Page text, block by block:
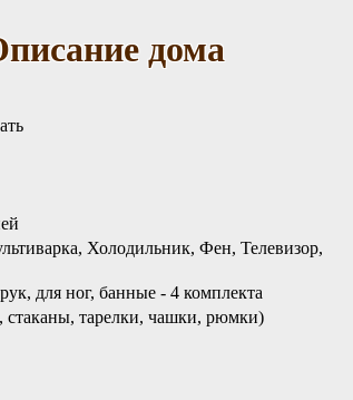
дома
Холодильник, Фен, Телевизор,
для ног, банные - 4 комплекта
тарелки, чашки, рюмки)